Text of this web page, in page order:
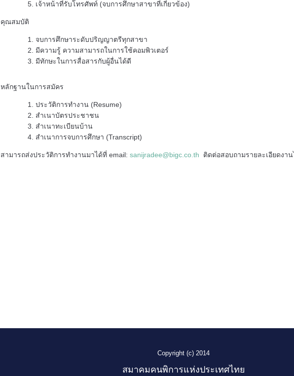
เจ้าหน้าที่รับโทรศัพท์ (จบการศึกษาสาขาที่เกี่ยวข้อง)
คุณสมบัติ
จบการศึกษาระดับปริญญาตรีทุกสาขา
มีความรู้ ความสามารถในการใช้คอมพิวเตอร์
มีทักษะในการสื่อสารกับผู้อื่นได้ดี
หลักฐานในการสมัคร
ประวัติการทำงาน (Resume)
สำเนาบัตรประชาชน
สำเนาทะเบียนบ้าน
สำเนาการจบการศึกษา (Transcript)
สามารถส่งประวัติการทำงานมาได้ที่ email:sanijradee@bigc.co.th ติดต่อสอบถามรายละเอียดงา
Copyright (c) 2014
สมาคมคนพิการแห่งประเทศไทย